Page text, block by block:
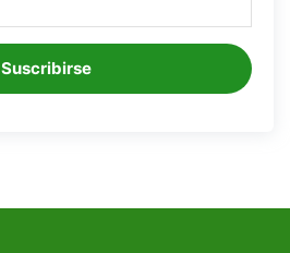
Suscribirse